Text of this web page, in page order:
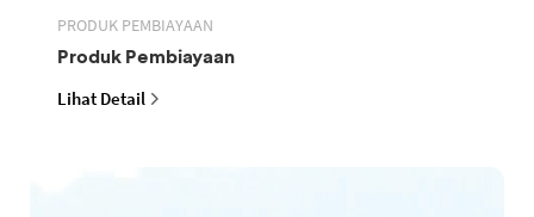
PRODUK PEMBIAYAAN
Produk Pembiayaan
Lihat Detail